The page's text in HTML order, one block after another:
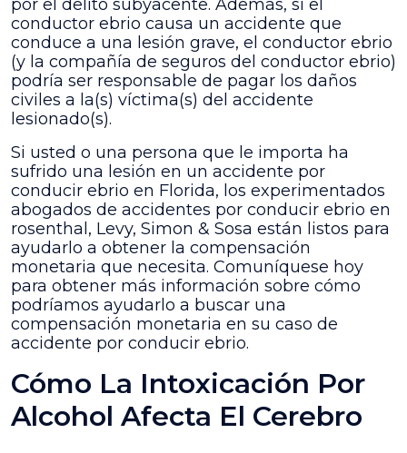
por el delito subyacente. Además, si el
conductor ebrio causa un accidente que
conduce a una lesión grave, el conductor ebrio
(y la compañía de seguros del conductor ebrio)
podría ser responsable de pagar los daños
civiles a la(s) víctima(s) del accidente
lesionado(s).
Si usted o una persona que le importa ha
sufrido una lesión en un accidente por
conducir ebrio en Florida, los experimentados
abogados de accidentes por conducir ebrio en
rosenthal, Levy, Simon & Sosa están listos para
ayudarlo a obtener la compensación
monetaria que necesita. Comuníquese hoy
para obtener más información sobre cómo
podríamos ayudarlo a buscar una
compensación monetaria en su caso de
accidente por conducir ebrio.
Cómo La Intoxicación Por
Alcohol Afecta El Cerebro